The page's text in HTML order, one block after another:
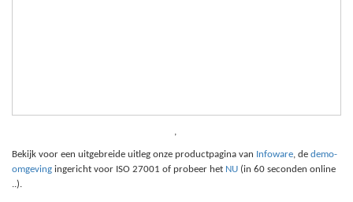
,
Bekijk voor een uitgebreide uitleg onze productpagina van Infoware, de demo-
omgeving ingericht voor ISO 27001 of probeer het NU (in 60 seconden online
..).